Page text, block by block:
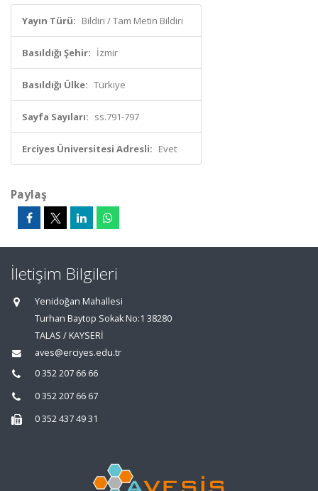
Yayın Türü: Bildiri / Tam Metin Bildiri
Basıldığı Şehir: İzmir
Basıldığı Ülke: Türkiye
Sayfa Sayıları: ss.791-797
Erciyes Üniversitesi Adresli: Evet
Paylaş
İletişim Bilgileri
Yenidoğan Mahallesi
Turhan Baytop Sokak No:1 38280
TALAS / KAYSERİ
aves@erciyes.edu.tr
0 352 207 66 66
0 352 207 66 67
0 352 437 49 31